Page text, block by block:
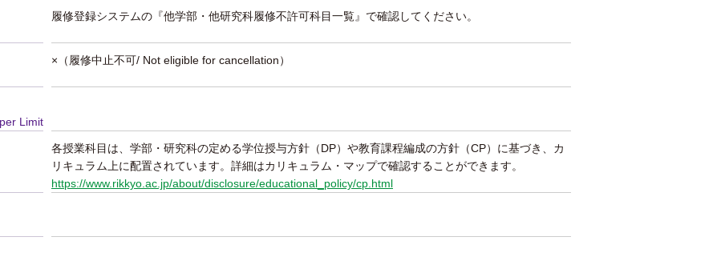
履修登録システムの『他学部・他研究科履修不許可科目一覧』で確認してください。
×（履修中止不可/ Not eligible for cancellation）
Limit
各授業科目は、学部・研究科の定める学位授与方針（DP）や教育課程編成の方針（CP）に基づき、カ
リキュラム上に配置されています。詳細はカリキュラム・マップで確認することができます。
https://www.rikkyo.ac.jp/about/disclosure/educational_policy/cp.html